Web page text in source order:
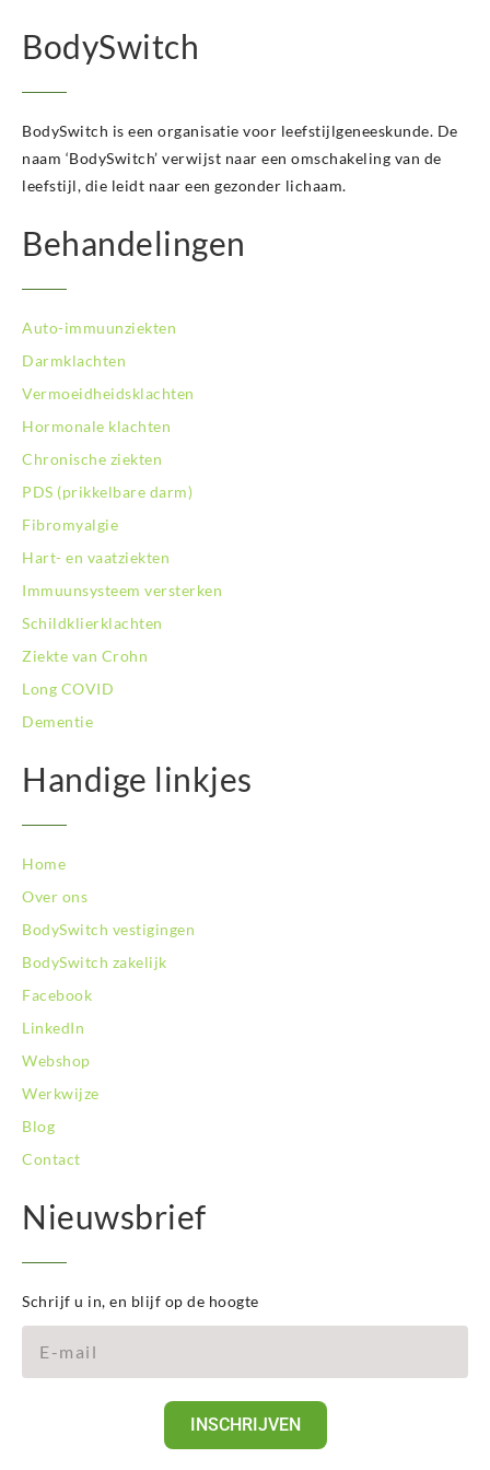
BodySwitch Hoofddorp
BodySwitch Hoorn
BodySwitch Kampen
BodySwitch Kerkrade
BodySwitch Krimpenerwaard
BodySwitch Leeuwarden
BodySwitch Leiden
BodySwitch Lelystad
BodySwitch Maastricht
BodySwitch Nijmegen
BodySwitch Oss
BodySwitch Purmerend
BodySwitch Rotterdam-Centrum
BodySwitch Rotterdam-Kralingen
BodySwitch Rotterdam-Oost
BodySwitch Schiedam
BodySwitch Tiel
BodySwitch Tilburg
BodySwitch Utrecht
BodySwitch Veluwe
BodySwitch Vlaardingen
BodySwitch Wageningen
BodySwitch Zaandam
BodySwitch Zeist
BodySwitch Zoetermeer
BodySwitch Zwolle
BodySwitch
BodySwitch is een organisatie voor leefstijlgeneeskunde. De
naam ‘BodySwitch’ verwijst naar een omschakeling van de
leefstijl, die leidt naar een gezonder lichaam.
Behandelingen
Auto-immuunziekten
Darmklachten
Vermoeidheidsklachten
Hormonale klachten
Chronische ziekten
PDS (prikkelbare darm)
Fibromyalgie
Hart- en vaatziekten
Immuunsysteem versterken
Schildklierklachten
Ziekte van Crohn
Long COVID
Dementie
Handige linkjes
Home
Over ons
BodySwitch vestigingen
BodySwitch zakelijk
Facebook
LinkedIn
Webshop
Werkwijze
Blog
Contact
Nieuwsbrief
Schrijf u in, en blijf op de hoogte
INSCHRIJVEN